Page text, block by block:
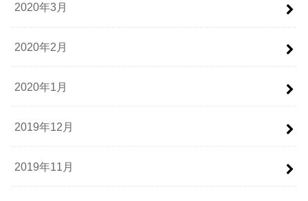
2020年3月
2020年2月
2020年1月
2019年12月
2019年11月